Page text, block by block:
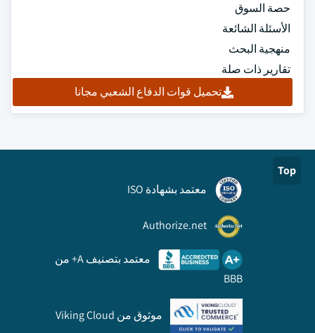
حصة السوق
الأسئلة الشائعة
منهجية البحث
تقارير ذات صلة
تحميل قوات الدفاع الشعبي مجانا
Top
معتمد بشهادة ISO
Authorize.net
معتمد بتصنيف A+ من
BBB
موثوق من Viking Cloud